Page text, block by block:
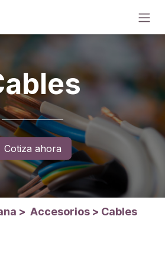
Cotiza ahora
> Accesorios > Cables